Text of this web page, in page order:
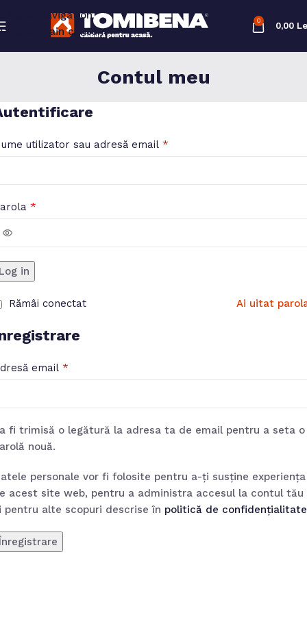
Skip to navigation
Skip to main content
0
0,00
Contul meu
utilizator sau adresă email *
*
in
Ai uitat
Rămâi conectat
email *
fi trimisă o legătură la adresa ta de email pentru a seta o
nouă.
personale vor fi folosite pentru a-ți susține experiența
acest site web, pentru a administra accesul la contul tău
pentru alte scopuri descrise în politică de confidențialitate